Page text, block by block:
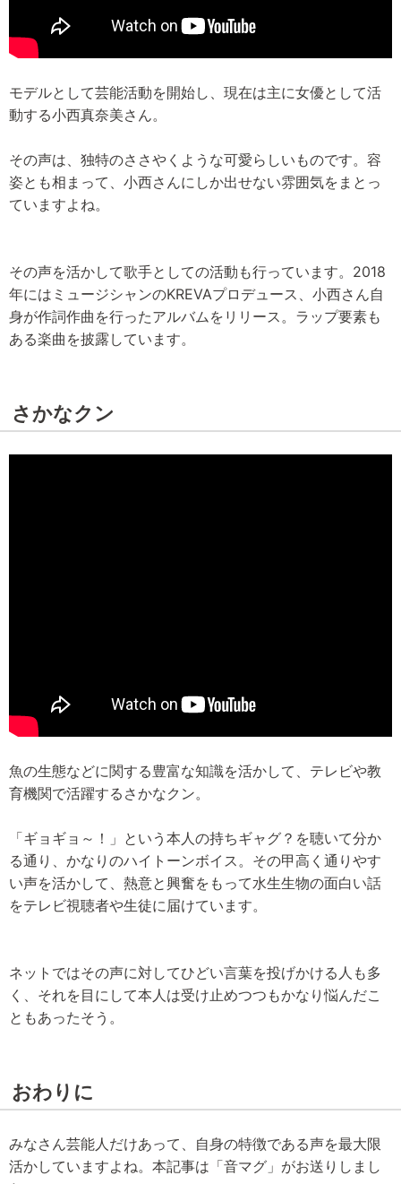
モデルとして芸能活動を開始し、現在は主に女優として活
動する小西真奈美さん。
その声は、独特のささやくような可愛らしいものです。容
姿とも相まって、小西さんにしか出せない雰囲気をまとっ
ていますよね。
その声を活かして歌手としての活動も行っています。2018
年にはミュージシャンのKREVAプロデュース、小西さん自
身が作詞作曲を行ったアルバムをリリース。ラップ要素も
ある楽曲を披露しています。
さかなクン
魚の生態などに関する豊富な知識を活かして、テレビや教
育機関で活躍するさかなクン。
「ギョギョ～！」という本人の持ちギャグ？を聴いて分か
る通り、かなりのハイトーンボイス。その甲高く通りやす
い声を活かして、熱意と興奮をもって水生生物の面白い話
をテレビ視聴者や生徒に届けています。
ネットではその声に対してひどい言葉を投げかける人も多
く、それを目にして本人は受け止めつつもかなり悩んだこ
ともあったそう。
おわりに
みなさん芸能人だけあって、自身の特徴である声を最大限
活かしていますよね。本記事は「音マグ」がお送りしまし